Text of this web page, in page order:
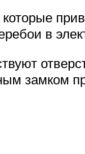
в
замком